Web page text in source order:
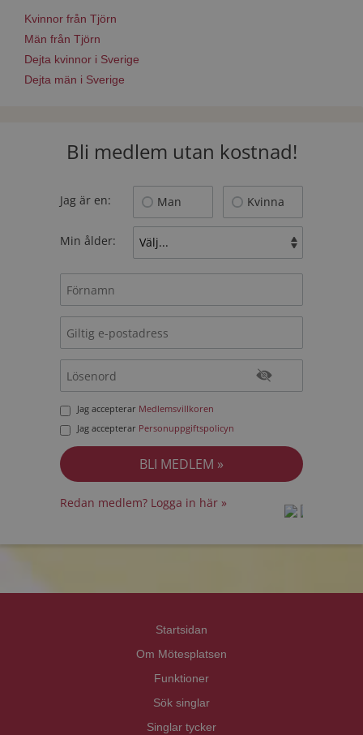
Kvinnor från Tjörn
Män från Tjörn
Dejta kvinnor i Sverige
Dejta män i Sverige
Bli medlem utan kostnad!
Jag är en: Man Kvinna
Min ålder:
Jag accepterar Medlemsvillkoren
Jag accepterar Personuppgiftspolicyn
Redan medlem? Logga in här »
Startsidan
Om Mötesplatsen
Funktioner
Sök singlar
Singlar tycker